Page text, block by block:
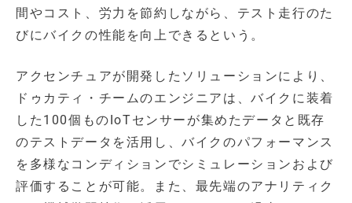
間やコスト、労力を節約しながら、テスト走行のた
びにバイクの性能を向上できるという。
アクセンチュアが開発したソリューションにより、
ドゥカティ・チームのエンジニアは、バイクに装着
した100個ものIoTセンサーが集めたデータと既存
のテストデータを活用し、バイクのパフォーマンス
を多様なコンディションでシミュレーションおよび
評価することが可能。また、最先端のアナリティク